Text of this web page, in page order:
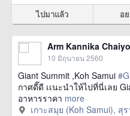
ไปมาแล้ว อ
Arm Kannika Chaiyo
10 มิถุนายน 2560
Giant Summit ,Koh Samui
กาศดี๊ดี เเนะนำให้ไปที่นี่เลย
อาหารราคา more
เกาะสมุย (Koh Samui), สุ